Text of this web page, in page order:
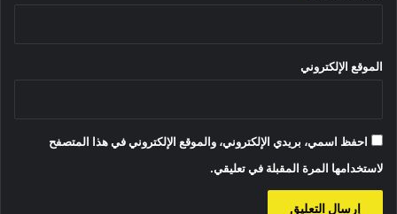
الموقع الإلكتروني
احفظ اسمي، بريدي الإلكتروني، والموقع الإلكتروني في هذا المتصفح
لاستخدامها المرة المقبلة في تعليقي.